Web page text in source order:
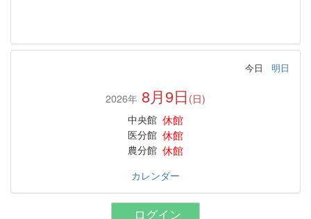
今日 明日
2026年 8月9日 (日)
中央館 休館
医分館 休館
農分館 休館
カレンダー
ログイン